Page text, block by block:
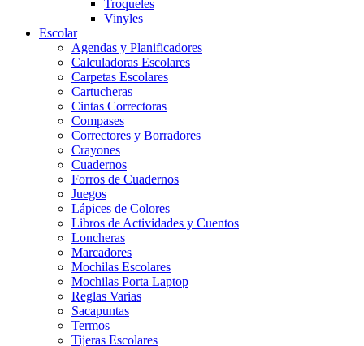
Troqueles
Vinyles
Escolar
Agendas y Planificadores
Calculadoras Escolares
Carpetas Escolares
Cartucheras
Cintas Correctoras
Compases
Correctores y Borradores
Crayones
Cuadernos
Forros de Cuadernos
Juegos
Lápices de Colores
Libros de Actividades y Cuentos
Loncheras
Marcadores
Mochilas Escolares
Mochilas Porta Laptop
Reglas Varias
Sacapuntas
Termos
Tijeras Escolares